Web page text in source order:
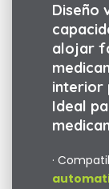
Diseño
alojar
interior
Ideal
·